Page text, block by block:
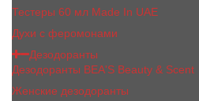
Тестеры 60 мл Made In UAE
Духи с феромонами
Дезодоранты
Дезодоранты BEA'S Beauty & Scent
Женские дезодоранты